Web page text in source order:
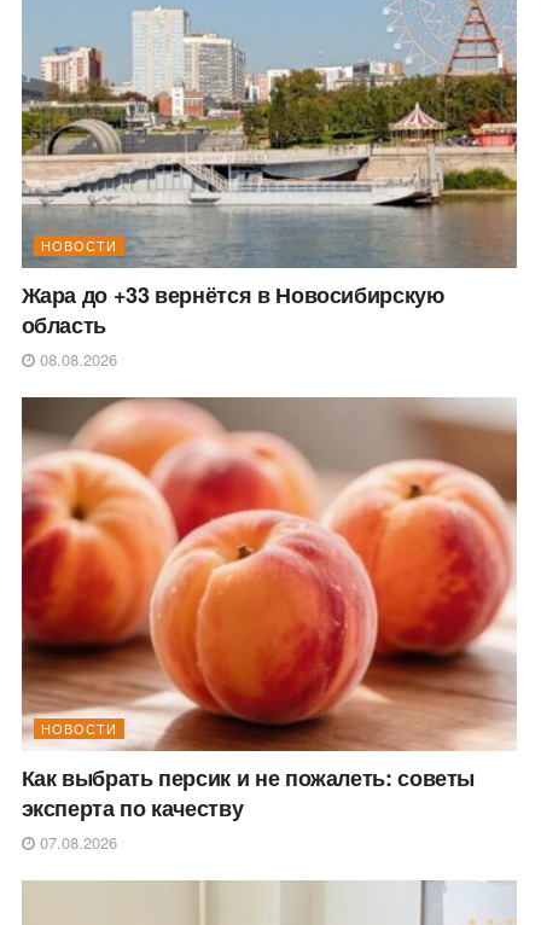
НОВОСТИ
Жара до +33 вернётся в Новосибирскую
область
08.08.2026
НОВОСТИ
Как выбрать персик и не пожалеть: советы
эксперта по качеству
07.08.2026